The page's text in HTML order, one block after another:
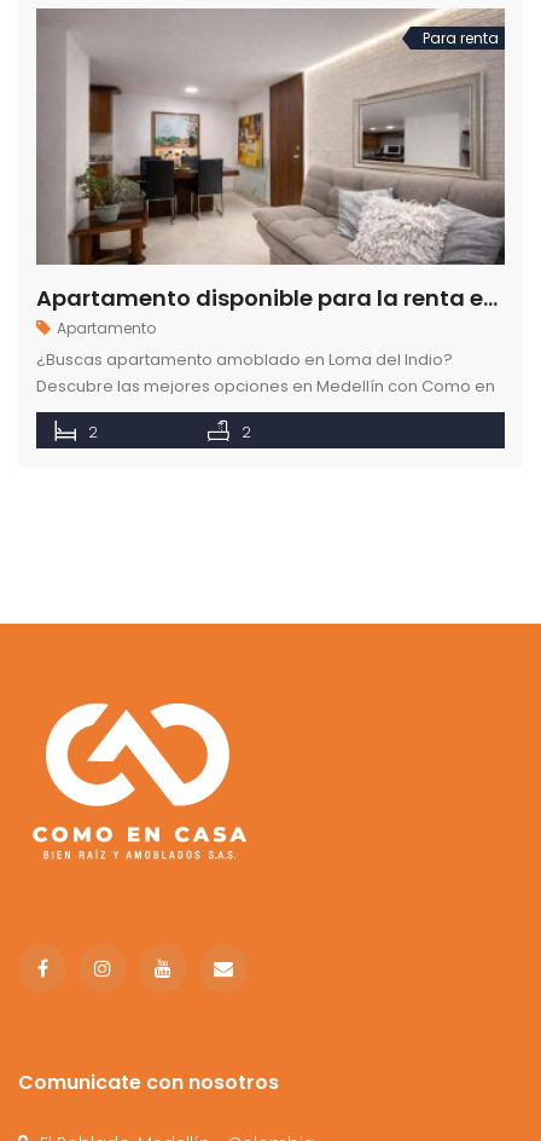
Para renta
Apartamento disponible para la renta en el sector de La Loma del Indio en Medellín
Apartamento
¿Buscas apartamento amoblado en Loma del Indio?
Descubre las mejores opciones en Medellín con Como en
casa. Espacios cómodos y seguros. ¡Ingresa ya!
2 2
Comunicate con nosotros